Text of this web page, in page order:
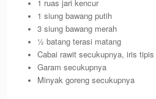
1 ruas jari kencur
1 siung bawang putih
3 siung bawang merah
½ batang terasi matang
Cabai rawit secukupnya, iris tipis
Garam secukupnya
Minyak goreng secukupnya